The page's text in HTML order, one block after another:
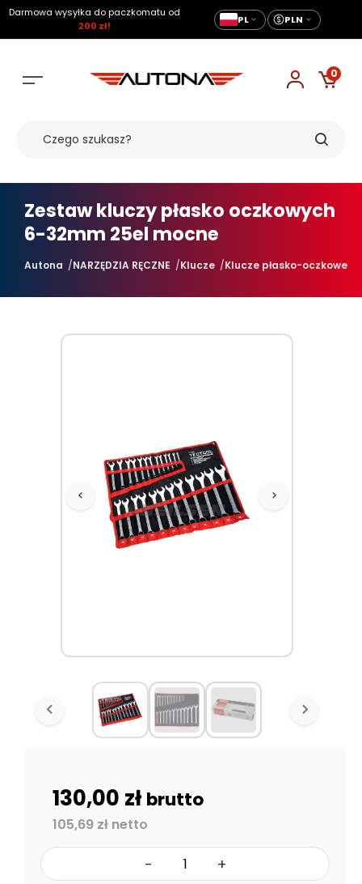
Darmowa wysyłka do paczkomatu od
200 zł!
PL PLN
0
Zestaw kluczy płasko oczkowych
6-32mm 25el mocne
Autona NARZĘDZIA RĘCZNE Klucze Klucze płasko-oczkowe
130,00 złbrutto
105,69 zł netto
- +